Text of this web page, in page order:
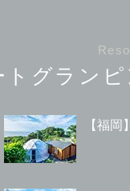
トグラン
【福